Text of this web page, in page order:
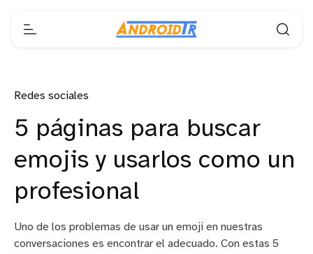
Redes sociales
5 páginas para buscar
emojis y usarlos como un
profesional
Uno de los problemas de usar un emoji en nuestras
conversaciones es encontrar el adecuado. Con estas 5